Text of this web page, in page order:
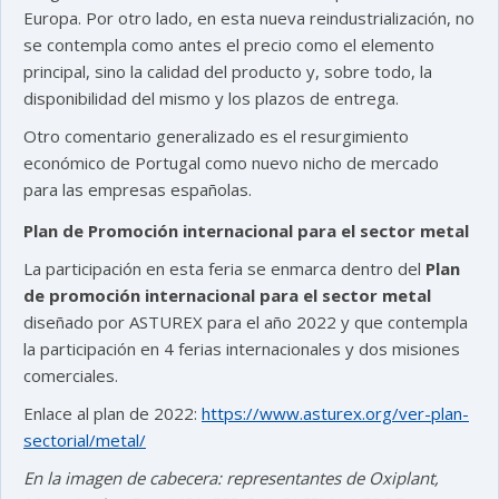
Europa. Por otro lado, en esta nueva reindustrialización, no
se contempla como antes el precio como el elemento
principal, sino la calidad del producto y, sobre todo, la
disponibilidad del mismo y los plazos de entrega.
Otro comentario generalizado es el resurgimiento
económico de Portugal como nuevo nicho de mercado
para las empresas españolas.
Plan de Promoción internacional para el sector metal
La participación en esta feria se enmarca dentro del Plan
de promoción internacional para el sector metal
diseñado por ASTUREX para el año 2022 y que contempla
la participación en 4 ferias internacionales y dos misiones
comerciales.
Enlace al plan de 2022: https://www.asturex.org/ver-plan-
sectorial/metal/
En la imagen de cabecera: representantes de Oxiplant,